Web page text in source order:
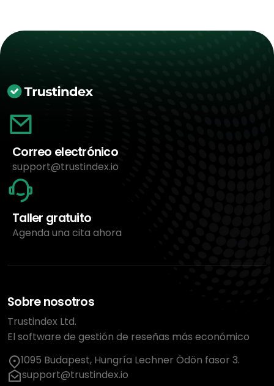
Correo electrónico
support@trustindex.io
Taller gratuito
Agenda una cita ahora
Sobre nosotros
Trustindex Ltd.
El software de gestión de reseñas más económico
1095 Budapest, Hungría Lechner Ödön fasor 3.
support@trustindex.io